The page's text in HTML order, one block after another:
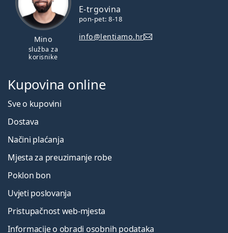
Mino
služba za
korisnike
E-trgovina
pon-pet: 8-18
info@lentiamo.hr
Kupovina online
Sve o kupovini
Dostava
Načini plaćanja
Mjesta za preuzimanje robe
Poklon bon
Uvjeti poslovanja
Pristupačnost web-mjesta
Informacije o obradi osobnih podataka